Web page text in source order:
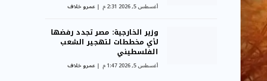
أغسطس 5, 2026 2:31 م عمرو خلاف
وزير الخارجية: مصر تجدد رفضها
لأي مخططات لتهجير الشعب
الفلسطيني
أغسطس 5, 2026 1:47 م عمرو خلاف